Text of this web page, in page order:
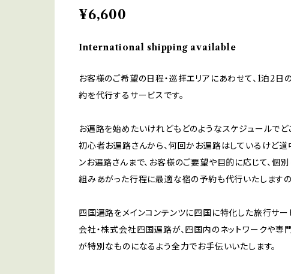
¥6,600
International shipping available
お客様のご希望の日程・巡拝エリアにあわせて、1泊2日
約を代行するサービスです。
お遍路を始めたいけれどもどのようなスケジュールで
初心者お遍路さんから、何回かお遍路はしているけど
ンお遍路さんまで、お客様のご要望や目的に応じて、個
組みあがった行程に最適な宿の予約も代行いたしますの
四国遍路をメインコンテンツに四国に特化した旅行サ
会社・株式会社四国遍路が、四国内のネットワークや専
が特別なものになるよう全力でお手伝いいたします。